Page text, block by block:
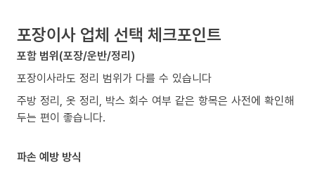
포장이사 업체 선택 체크포인트
포함 범위(포장/운반/정리)
포장이사라도 정리 범위가 다를 수 있습니다
주방 정리, 옷 정리, 박스 회수 여부 같은 항목은 사전에 확인해
두는 편이 좋습니다.
파손 예방 방식